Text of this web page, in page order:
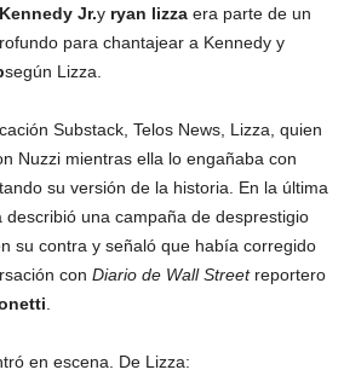
Jr.y ryan lizza era parte de un
para chantajear a Kennedy y
según Lizza.
Substack, Telos News, Lizza, quien
Nuzzi mientras ella lo engañaba con
su versión de la historia. En la última
describió una campaña de desprestigio
su contra y señaló que había corregido
con Diario de Wall Street reportero
.
en escena. De Lizza: